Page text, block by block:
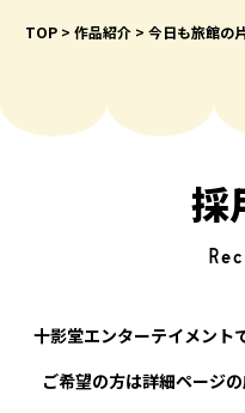
TOP 作品紹介
今日も旅館の
採
十影堂エンターテイメント
ご希望の方は詳細ページ